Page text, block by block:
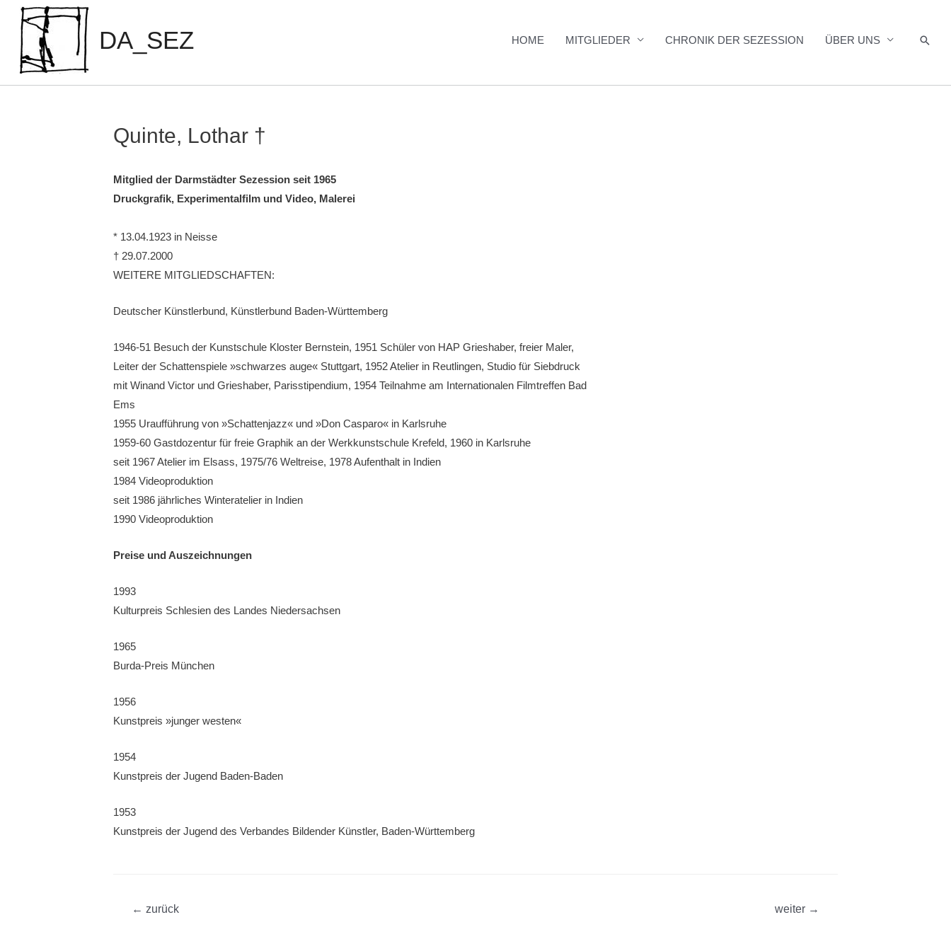
Inhalt
springen
DA_SEZ HOME MITGLIEDER CHRONIK DER SEZESSION ÜBER UNS
Quinte, Lothar †
Mitglied der Darmstädter Sezession seit 1965
Druckgrafik, Experimentalfilm und Video, Malerei
* 13.04.1923 in Neisse
† 29.07.2000
WEITERE MITGLIEDSCHAFTEN:
Deutscher Künstlerbund, Künstlerbund Baden-Württemberg
1946-51 Besuch der Kunstschule Kloster Bernstein, 1951 Schüler von HAP Grieshaber, freier Maler,
Leiter der Schattenspie­le »schwarzes auge« Stuttgart, 1952 Atelier in Reutlingen, Studio für Siebdruck
mit Winand Victor und Grieshaber, Parisstipendium, 1954 Teilnahme am Internationalen Film­treffen Bad
Ems
1955 Uraufführung von »Schat­tenjazz« und »Don Casparo« in Karlsruhe
1959-60 Gast­dozentur für freie Graphik an der Werkkunstschu­le Krefeld, 1960 in Karlsruhe
seit 1967 Atelier im Elsass, 1975/76 Weltreise, 1978 Aufenthalt in Indien
1984 Videoproduktion
seit 1986 jähr­liches Winteratelier in Indien
1990 Video­produktion
Preise und Auszeichnungen
1993
Kulturpreis Schlesien des Lan­des Niedersachsen
1965
Burda-Preis München
1956
Kunstpreis »junger westen«
1954
Kunstpreis der Jugend Baden-Baden
1953
Kunstpreis der Jugend des Verbandes Bildender Künstler, Baden-Württemberg
Beitragsnavigation
← zurück weiter →